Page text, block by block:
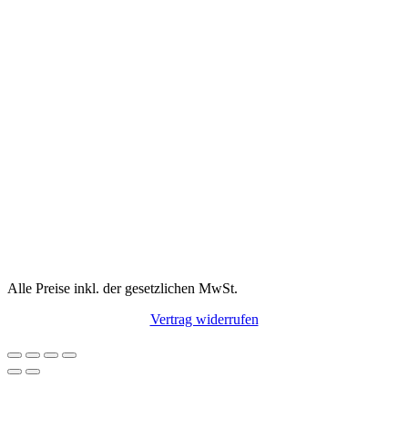
Alle Preise inkl. der gesetzlichen MwSt.
Vertrag widerrufen